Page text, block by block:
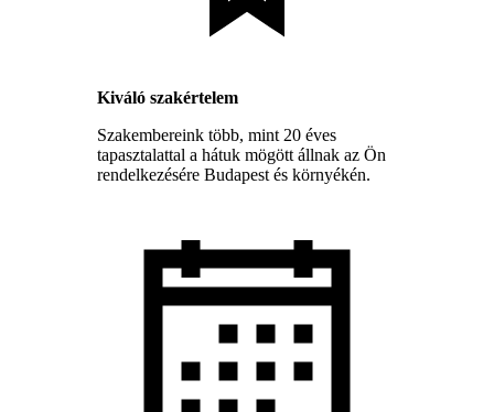
Kiváló szakértelem
Szakembereink több, mint 20 éves
tapasztalattal a hátuk mögött állnak az Ön
rendelkezésére Budapest és környékén.